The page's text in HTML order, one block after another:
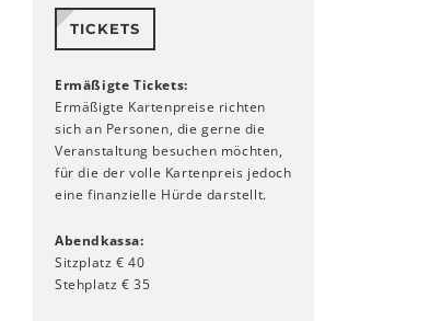
TICKETS
Ermäßigte Tickets:
Ermäßigte Kartenpreise richten
sich an Personen, die gerne die
Veranstaltung besuchen möchten,
für die der volle Kartenpreis jedoch
eine finanzielle Hürde darstellt.
Abendkassa:
Sitzplatz € 40
Stehplatz € 35